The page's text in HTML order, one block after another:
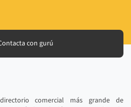
con gurú
comercial más grande de